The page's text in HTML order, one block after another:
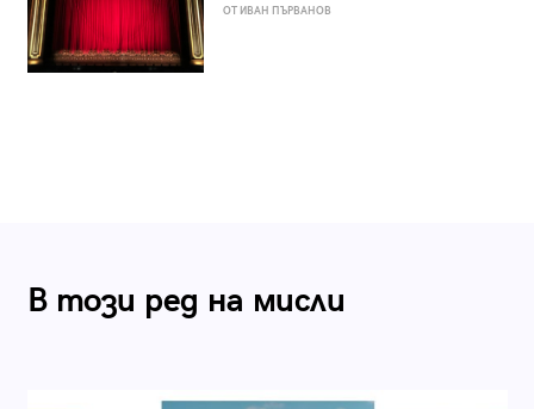
ОТ ИВАН ПЪРВАНОВ
В този ред на мисли